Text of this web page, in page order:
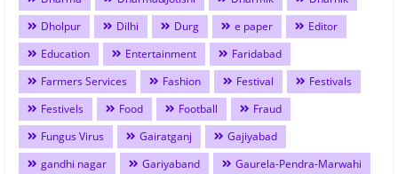
Dholpur
Dilhi Durg e paper
Editor
Education
Entertainment
Faridabad
Farmers Services
Fashion Festival
Festivals
Festivels
Food Football
Fraud
Fungus Virus
Gairatganj
Gajiyabad
gandhi nagar
Gariyaband
Gaurela-Pendra-Marwahi